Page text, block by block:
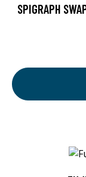
SPIGRAPH